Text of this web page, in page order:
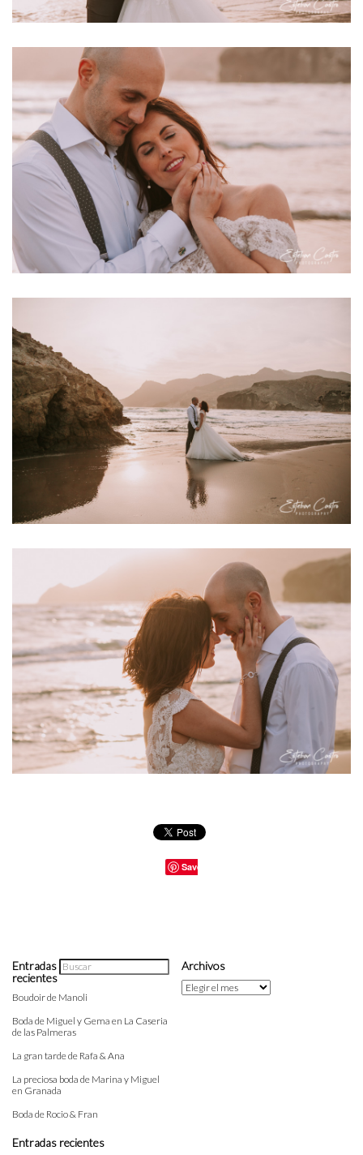
Save
Entradas
recientes
Boudoir de Manoli
Boda de Miguel y Gema en La Caseria
de las Palmeras
La gran tarde de Rafa & Ana
La preciosa boda de Marina y Miguel
en Granada
Boda de Rocio & Fran
Entradas recientes
Archivos
Archivos